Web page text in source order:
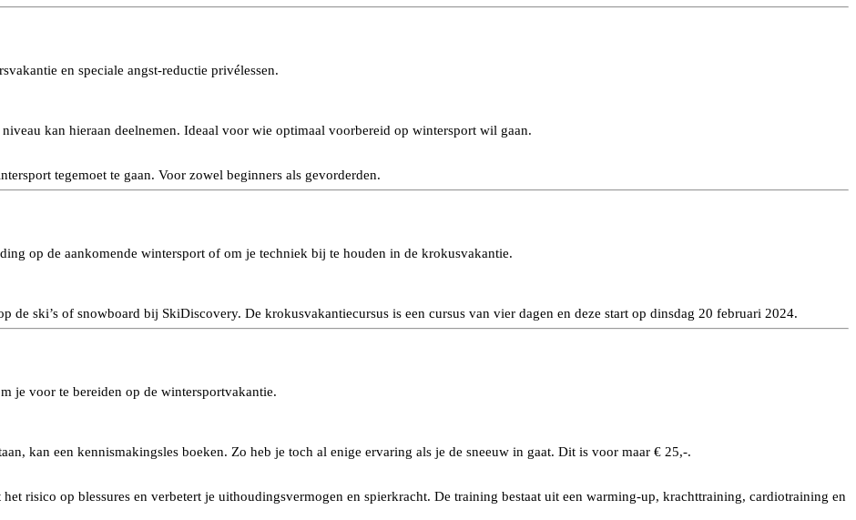
en speciale angst-reductie privélessen.
kan hieraan deelnemen. Ideaal voor wie optimaal voorbereid op wintersport wil gaan.
tegemoet te gaan. Voor zowel beginners als gevorderden.
op de aankomende wintersport of om je techniek bij te houden in de krokusvakantie.
ski’s of snowboard bij SkiDiscovery. De krokusvakantiecursus is een cursus van vier dagen en deze start op dinsdag 20 februari 2024.
je voor te bereiden op de wintersportvakantie.
kan een kennismakingsles boeken. Zo heb je toch al enige ervaring als je de sneeuw in gaat. Dit is voor maar € 25,-.
risico op blessures en verbetert je uithoudingsvermogen en spierkracht. De training bestaat uit een warming-up, krachttraining, cardiotraining en